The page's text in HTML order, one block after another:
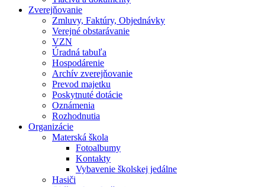
Zverejňovanie
Zmluvy, Faktúry, Objednávky
Verejné obstarávanie
VZN
Úradná tabuľa
Hospodárenie
Archív zverejňovanie
Prevod majetku
Poskytnuté dotácie
Oznámenia
Rozhodnutia
Organizácie
Materská škola
Fotoalbumy
Kontakty
Vybavenie školskej jedálne
Hasiči